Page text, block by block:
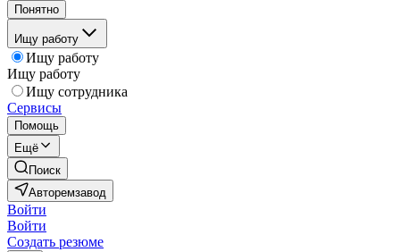
Понятно
Ищу работу
Ищу работу
Ищу работу
Ищу сотрудника
Сервисы
Помощь
Ещё
Поиск
Авторемзавод
Войти
Войти
Создать резюме